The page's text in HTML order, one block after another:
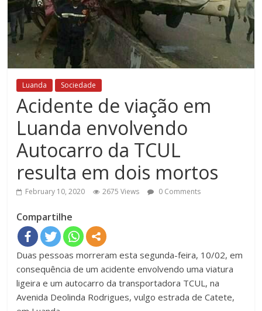
Luanda Sociedade
Acidente de viação em
Luanda envolvendo
Autocarro da TCUL
resulta em dois mortos
February 10, 2020 2675 Views 0 Comments
Compartilhe
Duas pessoas morreram esta segunda-feira, 10/02, em
consequência de um acidente envolvendo uma viatura
ligeira e um autocarro da transportadora TCUL, na
Avenida Deolinda Rodrigues, vulgo estrada de Catete,